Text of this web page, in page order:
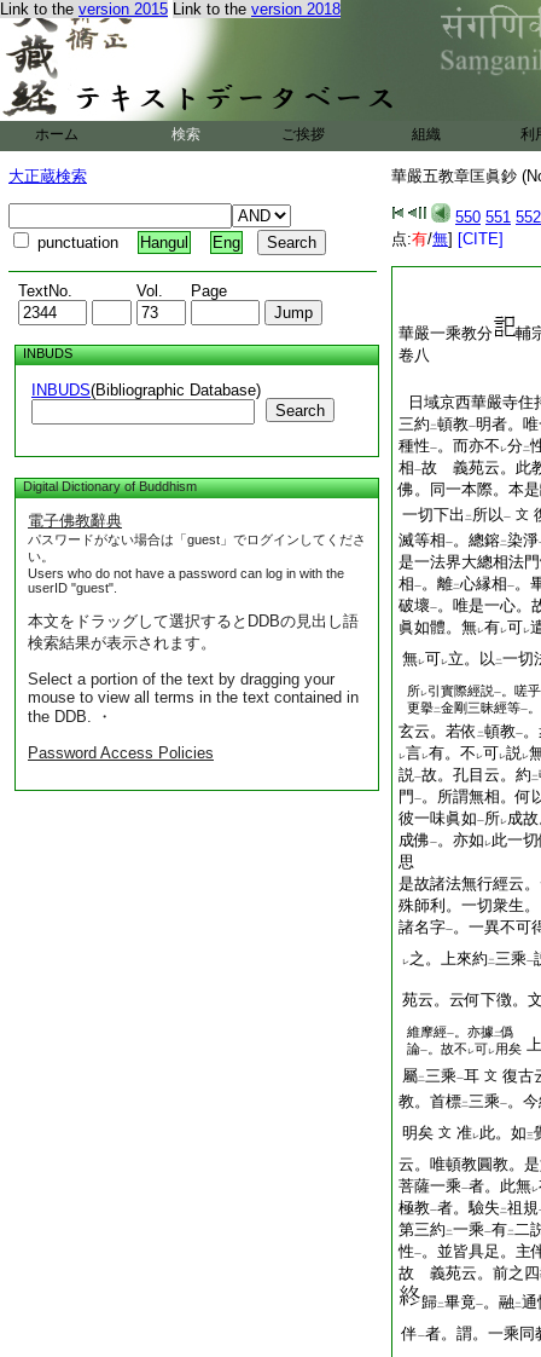
Link to the version 2015 Link to the version 2018
ホーム 検索 ご挨拶 組織 利
大正蔵検索
punctuation Hangul Eng
TextNo. Vol. Page
INBUDS
INBUDS(Bibliographic Database)
Search
Digital Dictionary of Buddhism
電子佛教辭典
パスワードがない場合は「guest」でログインしてくださ
い。
Users who do not have a password can log in with the
userID "guest".
本文をドラッグして選択するとDDBの見出し語
検索結果が表示されます。
Select a portion of the text by dragging your
mouse to view all terms in the text contained in
the DDB. ・
Password Access Policies
華嚴五教章匡眞鈔
550 551 552
点:有/無] [CITE]
華嚴一乘教分
輔
卷八
日域京西華嚴寺住
三約 二頓教一明者。
種性一。而亦不 レ分二
相一故 義苑云。此
佛。同一本際。本
一切下出 二 所以一 文
滅等相一。總鎔二染淨
是一法界大總相法
相一。離二心縁相一。
破壞一。唯是一心。
眞如體。無レ有レ可レ
無レ可レ立。以 二一切
所レ引實際經説一 。嗟
更擧二金剛三昧經等一
玄云。若依 二頓教一
レ言レ有。不 レ可レ説レ
説一故。孔目云。約 二
門 一。所謂無相。何
彼一味眞如一所レ成
成佛一。亦如 レ此一
思
是故諸法無行經云
殊師利。一切衆生
諸名字一。一異不可
レ之。上來約 二三乘一
苑云。云何下徴。
維摩經一 。亦據 二僞
論一 。故不 レ可レ用矣
屬二三乘一耳 文 復古
教。首標二三乘一。
明矣 文 准レ此。如三
云。唯頓教圓教。
菩薩一乘一者。此無レ
極教一者。驗失 二祖規
第三約 二一乘一有二二
性一。並皆具足。主
故 義苑云。前之四
歸二畢竟一。融二通
伴一者。謂。一乘同